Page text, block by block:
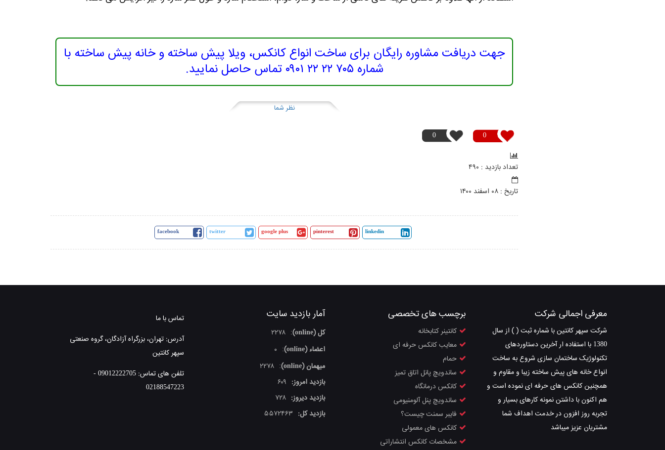
جهت دریافت مشاوره رایگان برای ساخت انواع کانکس، ویلا پیش ساخته و خانه پیش ساخته با
شماره ۷۰۵ ۲۲ ۲۲ ۰۹۰۱ تماس حاصل نمایید.
نظر شما
0
0
تعداد بازدید : ۴۹۰
تاريخ : ۰۸ اسفند ۱۴۰۰
facebook twitter google plus pinterest linkedin
معرفی اجمالی شرکت
شرکت سپهر کانتین با شماره ثبت ( ) از سال
1380 با استفاده ار آخرین دستاوردهای
تکنولوژیک ساختمان سازی شروع به ساخت
انواع خانه های پیش ساخته زیبا و مقاوم و
همچنین کانکس های حرفه ای نموده است و
هم اکنون با داشتن نمونه کارهای بسیار و
تجربه روز افزون در خدمت اهداف شما
مشتریان عزیز میباشد
برچسب های تخصصی
کانتینر کتابخانه
معایب کانکس حرفه ای
حمام
ساندویچ پانل اتاق تمیز
کانکس درمانگاه
ساندویچ پنل آلومنیومی
فایبر سمنت چیست؟
کانکس‌ های معمولی
مشخصات کانکس انتشاراتی
آمار بازدید سایت
کل (online) :
۲۲۷۸
اعضاء (online)
:
۰
میهمان (online)
:
۲۲۷۸
بازدید امروز: ۶۰۹
بازدید دیروز: ۷۲۸
بازدید کل: ۵۵۷۲۴۶۳
تماس با ما
آدرس: تهران، بزرگراه آزادگان، گروه صنعتی
سپهر کانتین
تلفن های تماس: 09012222705 -
02188547223